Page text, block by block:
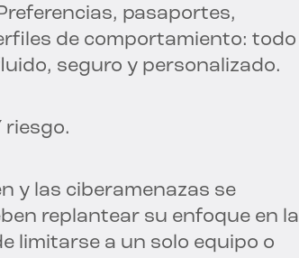
pasaportes,
de comportamiento: todo
seguro y personalizado.
riesgo.
y las ciberamenazas se
replantear su enfoque en la
limitarse a un solo equipo o